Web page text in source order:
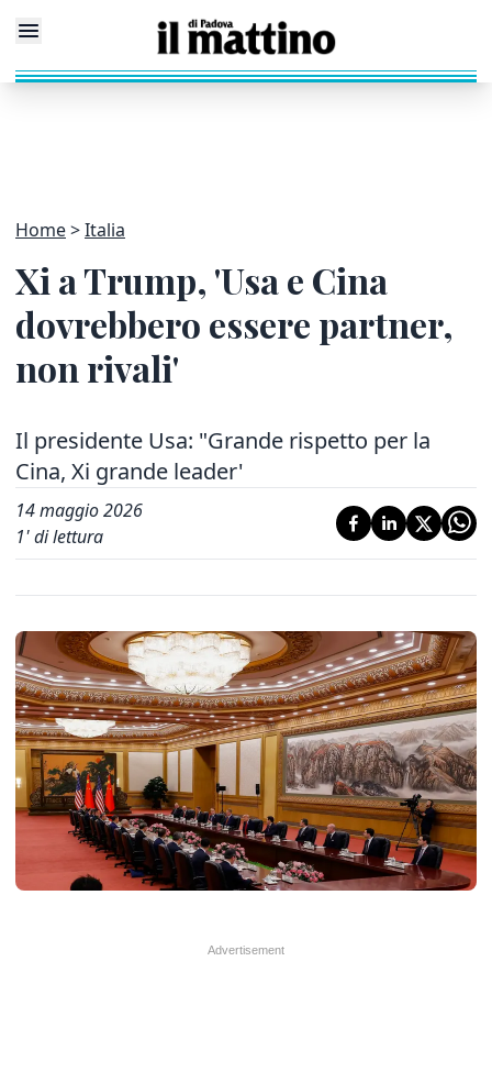
Home Italia
Xi a Trump, 'Usa e Cina
dovrebbero essere partner,
non rivali'
Il presidente Usa: "Grande rispetto per la
Cina, Xi grande leader'
14 maggio 2026
1' di lettura